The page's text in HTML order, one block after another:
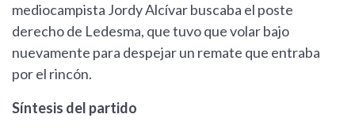
mediocampista Jordy Alcívar buscaba el poste
derecho de Ledesma, que tuvo que volar bajo
nuevamente para despejar un remate que entraba
por el rincón.
Síntesis del partido